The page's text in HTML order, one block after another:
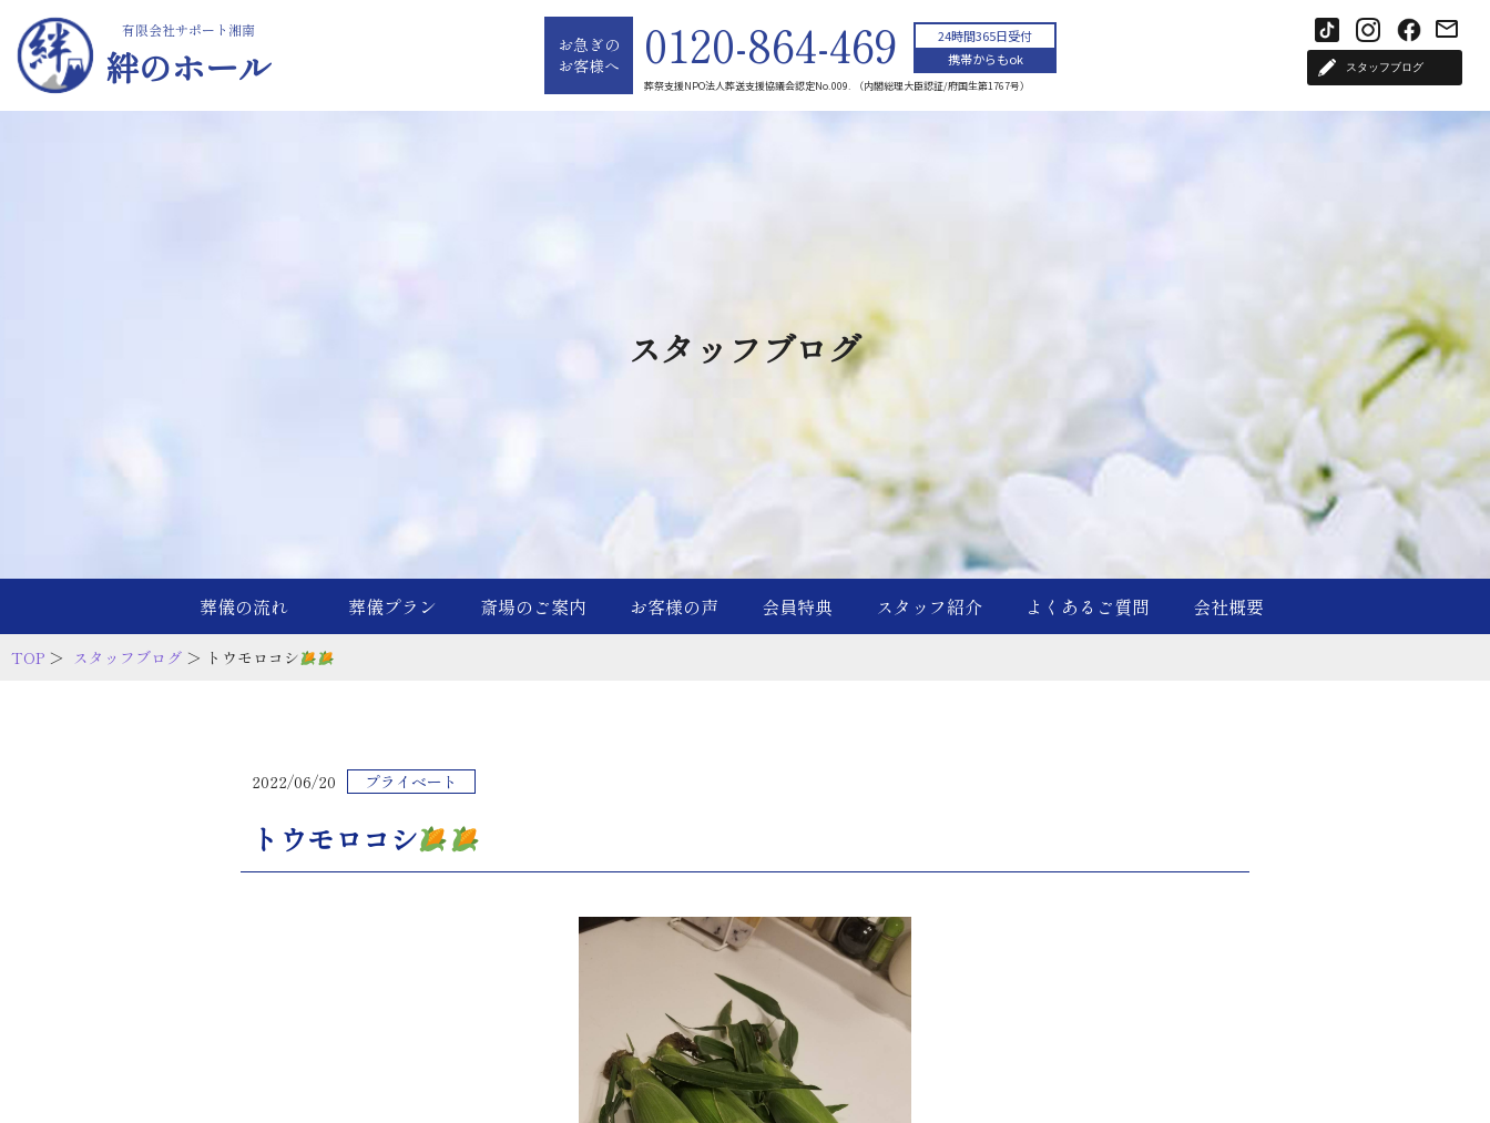
有限会社サポート湘南
絆のホール
お急ぎの
お客様へ
0120-864-469
24時間365日受付
携帯からもok
葬祭支援NPO法人葬送支援協議会認定No.009. （内閣総理大臣認証/府国生第1767号）
スタッフブログ
スタッフブログ
葬儀の流れ 葬儀プラン 斎場のご案内 お客様の声 会員特典 スタッフ紹介 よくあるご質問 会社概要
TOP ＞ スタッフブログ ＞ トウモロコシ
2022/06/20 プライベート
トウモロコシ